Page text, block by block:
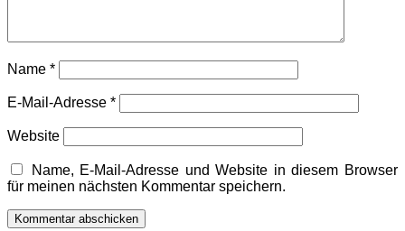
Name *
E-Mail-Adresse *
Website
Name, E-Mail-Adresse und Website in diesem Browser
für meinen nächsten Kommentar speichern.